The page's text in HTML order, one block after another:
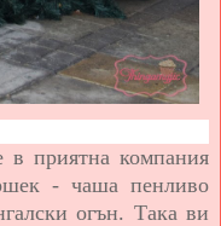
в приятна компания
- чаша пенливо
огън. Така ви